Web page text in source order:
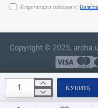
КУПИТЬ
Я прочитал и согласен с
Copyright © 2025,